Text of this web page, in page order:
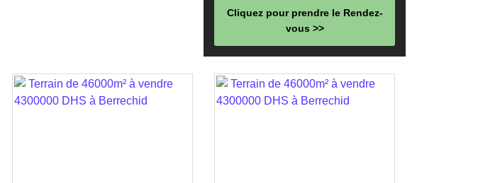
Cliquez pour prendre le Rendez-
vous >>
field
should